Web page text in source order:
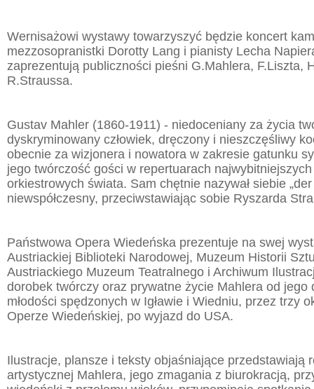
Wernisażowi wystawy towarzyszyć będzie koncert
mezzosopranistki Dorotty Lang i pianisty Lecha
zaprezentują publiczności pieśni G.Mahlera, F.Liszta,
R.Straussa.
Gustav Mahler (1860-1911) - niedoceniany za życia
dyskryminowany człowiek, dręczony i nieszczęśliwy
obecnie za wizjonera i nowatora w zakresie gatunku
jego twórczość gości w repertuarach najwybitniejszych
orkiestrowych świata. Sam chętnie nazywał siebie
niewspółczesny, przeciwstawiając sobie Ryszarda
Państwowa Opera Wiedeńska prezentuje na swej
Austriackiej Biblioteki Narodowej, Muzeum Historii
Austriackiego Muzeum Teatralnego i Archiwum
dorobek twórczy oraz prywatne życie Mahlera od jego
młodości spędzonych w Igławie i Wiedniu, przez trzy
Operze Wiedeńskiej, po wyjazd do USA.
Ilustracje, plansze i teksty objaśniające przedstawiają
artystycznej Mahlera, jego zmagania z biurokracją,